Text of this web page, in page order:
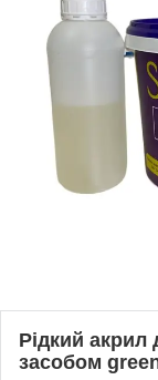
Рідкий
засобом